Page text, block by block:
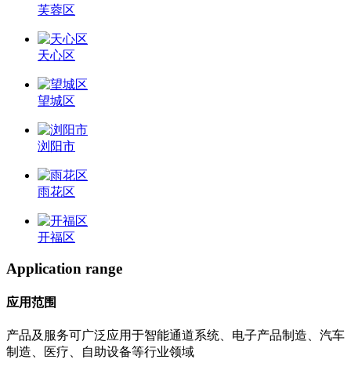
芙蓉区
天心区
望城区
浏阳市
雨花区
开福区
Application range
应用范围
产品及服务可广泛应用于智能通道系统、电子产品制造、汽车
制造、医疗、自助设备等行业领域